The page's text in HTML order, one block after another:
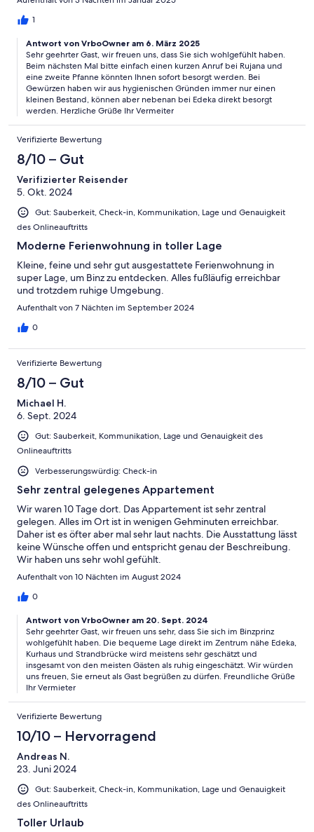
1
Antwort von VrboOwner am 6. März 2025
Sehr geehrter Gast, wir freuen uns, dass Sie sich wohlgefühlt haben.
Beim nächsten Mal bitte einfach einen kurzen Anruf bei Rujana und
eine zweite Pfanne könnten Ihnen sofort besorgt werden. Bei
Gewürzen haben wir aus hygienischen Gründen immer nur einen
kleinen Bestand, können aber nebenan bei Edeka direkt besorgt
werden. Herzliche Grüße Ihr Vermeiter
Verifizierte Bewertung
8/10 – Gut
Verifizierter Reisender
5. Okt. 2024
Gut: Sauberkeit, Check-in, Kommunikation, Lage und Genauigkeit
des Onlineauftritts
Moderne Ferienwohnung in toller Lage
Kleine, feine und sehr gut ausgestattete Ferienwohnung in
super Lage, um Binz zu entdecken. Alles fußläufig erreichbar
und trotzdem ruhige Umgebung.
Aufenthalt von 7 Nächten im September 2024
0
Verifizierte Bewertung
8/10 – Gut
Michael H.
6. Sept. 2024
Gut: Sauberkeit, Kommunikation, Lage und Genauigkeit des
Onlineauftritts
Verbesserungswürdig: Check-in
Sehr zentral gelegenes Appartement
Wir waren 10 Tage dort. Das Appartement ist sehr zentral
gelegen. Alles im Ort ist in wenigen Gehminuten erreichbar.
Daher ist es öfter aber mal sehr laut nachts. Die Ausstattung lässt
keine Wünsche offen und entspricht genau der Beschreibung.
Wir haben uns sehr wohl gefühlt.
Aufenthalt von 10 Nächten im August 2024
0
Antwort von VrboOwner am 20. Sept. 2024
Sehr geehrter Gast, wir freuen uns sehr, dass Sie sich im Binzprinz
wohlgefühlt haben. Die bequeme Lage direkt im Zentrum nähe Edeka,
Kurhaus und Strandbrücke wird meistens sehr geschätzt und
insgesamt von den meisten Gästen als ruhig eingeschätzt. Wir würden
uns freuen, Sie erneut als Gast begrüßen zu dürfen. Freundliche Grüße
Ihr Vermieter
Verifizierte Bewertung
10/10 – Hervorragend
Andreas N.
23. Juni 2024
Gut: Sauberkeit, Check-in, Kommunikation, Lage und Genauigkeit
des Onlineauftritts
Toller Urlaub